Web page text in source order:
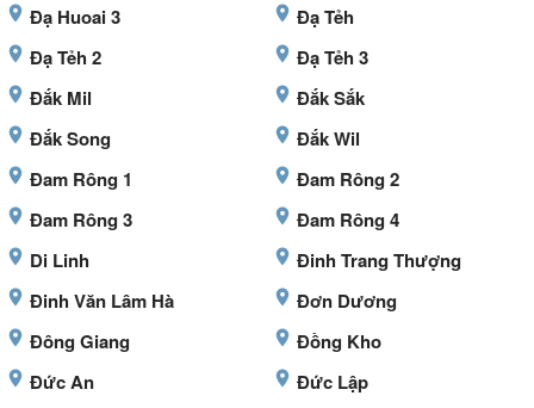
Đạ Huoai 3
Đạ Tẻh
Đạ Tẻh 2
Đạ Tẻh 3
Đắk Mil
Đắk Sắk
Đắk Song
Đắk Wil
Đam Rông 1
Đam Rông 2
Đam Rông 3
Đam Rông 4
Di Linh
Đinh Trang Thượng
Đinh Văn Lâm Hà
Đơn Dương
Đông Giang
Đồng Kho
Đức An
Đức Lập